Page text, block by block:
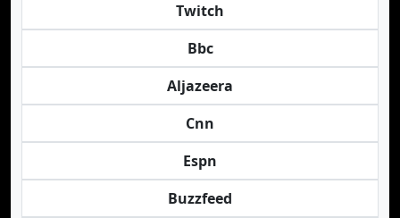
Twitch
Bbc
Aljazeera
Cnn
Espn
Buzzfeed